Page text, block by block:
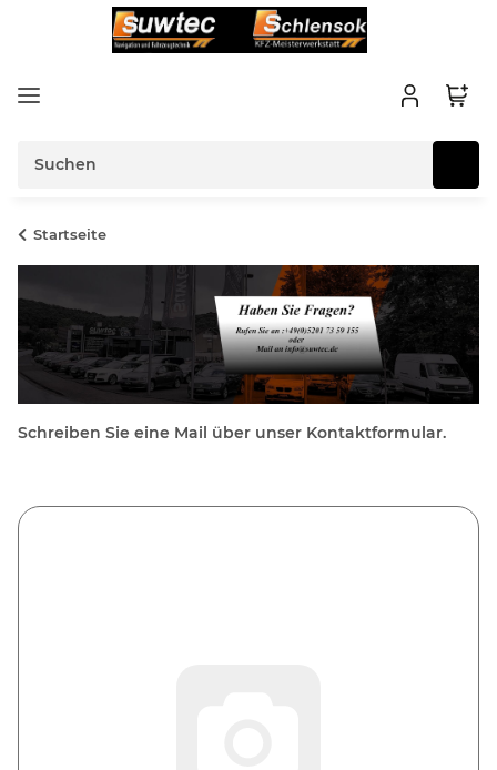
Startseite
Schreiben Sie eine Mail über unser Kontaktformular.